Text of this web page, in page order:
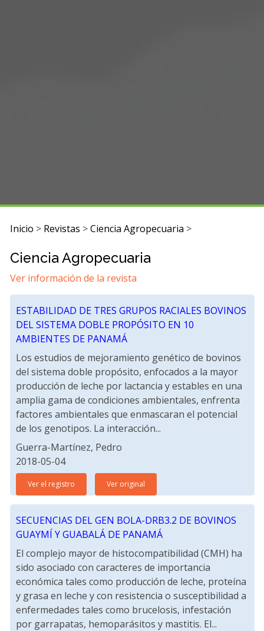
Inicio > Revistas >Ciencia Agropecuaria >
Ciencia Agropecuaria
Ver información de la revista
ESTABILIDAD DE TRES GRUPOS RACIALES BOVINOS
DEL SISTEMA DOBLE PROPÓSITO EN 10
AMBIENTES DE PANAMÁ
Los estudios de mejoramiento genético de bovinos
del sistema doble propósito, enfocados a la mayor
producción de leche por lactancia y estables en una
amplia gama de condiciones ambientales, enfrenta
factores ambientales que enmascaran el potencial
de los genotipos. La interacción...
Guerra-Martínez, Pedro
2018-05-04
Ver el registro Ver original
SECUENCIAS DEL GEN BOLA-DRB3.2 DE BOVINOS
GUAYMÍ Y GUABALÁ DE PANAMÁ
El complejo mayor de histocompatibilidad (CMH) ha
sido asociado con caracteres de importancia
económica tales como producción de leche, proteína
y grasa en leche y con resistencia o susceptibilidad a
enfermedades tales como brucelosis, infestación
por garrapatas, hemoparásitos y mastitis. El...